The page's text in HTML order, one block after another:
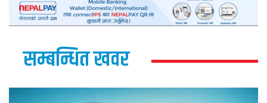
सम्बन्धित खवर